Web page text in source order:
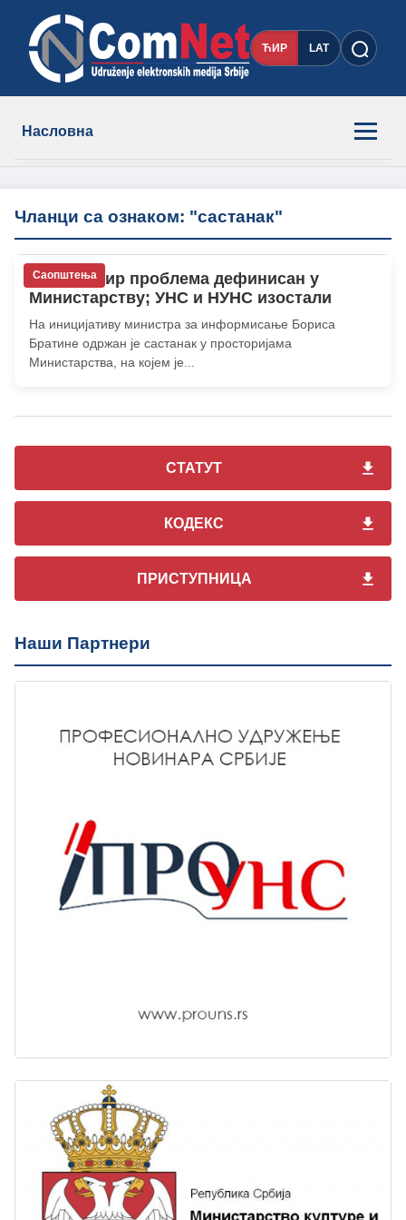
ЋИР LAT
Насловна
Новости
Чланови
О нама
Контакт
Чланци са ознаком: "састанак"
Саопштења
АНС: Оквир проблема дефинисан у
Министарству; УНС и НУНС изостали
На иницијативу министра за информисање Бориса
Братине одржан је састанак у просторијама
Министарства, на којем је...
СТАТУТ
КОДЕКС
ПРИСТУПНИЦА
Наши Партнери